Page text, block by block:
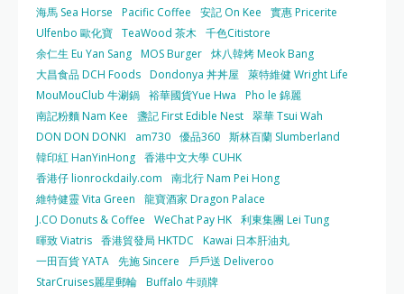
海馬 Sea Horse Pacific Coffee 安記 On Kee
實惠 Pricerite
Ulfenbo 歐化寶 TeaWood 茶木 千色Citistore
余仁生 Eu Yan Sang MOS Burger 炑八韓烤 Meok Bang
大昌食品 DCH Foods Dondonya 丼丼屋
萊特維健 Wright Life
MouMouClub 牛涮鍋 裕華國貨Yue Hwa
Pho le 錦麗
南記粉麵 Nam Kee
盞記 First Edible Nest 翠華 Tsui Wah
DON DON DONKI
am730 優品360 斯林百蘭 Slumberland
韓印紅 HanYinHong 香港中文大學 CUHK
香港仔 lionrockdaily.com
南北行 Nam Pei Hong
維特健靈 Vita Green
龍寶酒家 Dragon Palace
J.CO Donuts & Coffee
WeChat Pay HK 利東集團 Lei Tung
暉致 Viatris 香港貿發局 HKTDC
Kawai 日本肝油丸
一田百貨 YATA 先施 Sincere
戶戶送 Deliveroo
StarCruises麗星郵輪 Buffalo 牛頭牌